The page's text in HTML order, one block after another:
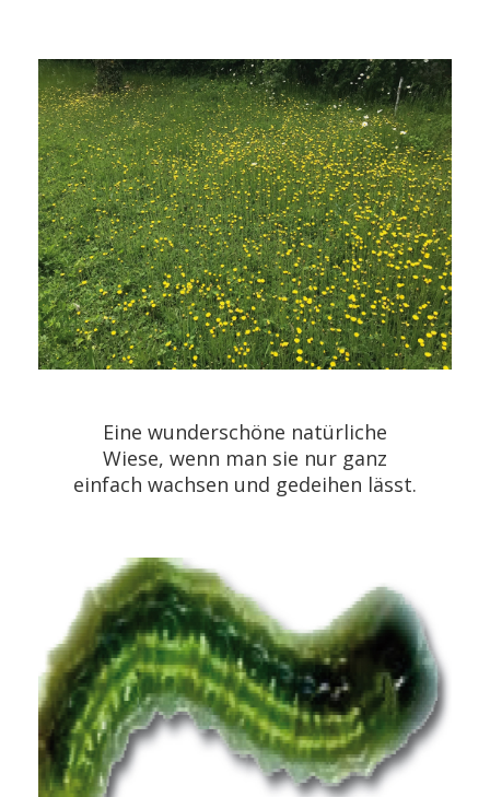
Eine wunderschöne natürliche
Wiese, wenn man sie nur ganz
einfach wachsen und gedeihen lässt.